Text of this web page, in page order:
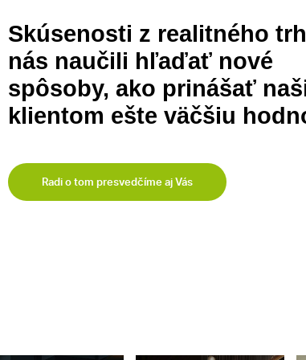
Skúsenosti z realitného
nás naučili hľaďať nové
spôsoby, ako prinášať
klientom ešte väčšiu
Radi o tom presvedčíme aj Vás